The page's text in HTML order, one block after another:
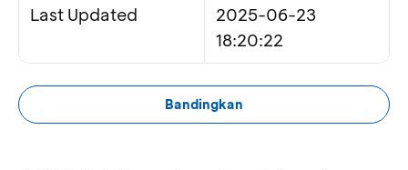
Last Updated
2025-06-23
18:20:22
Bandingkan